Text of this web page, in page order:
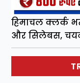
हिमाचल क्लर्क
और सिलेबस, चयन